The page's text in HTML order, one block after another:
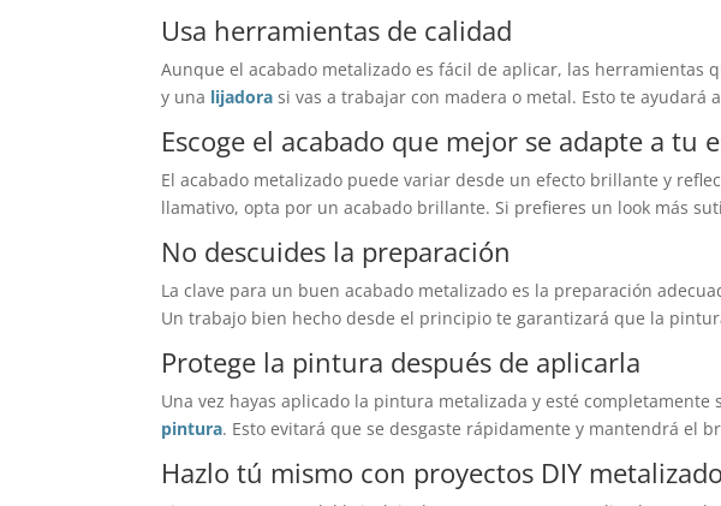
Usa herramientas de calidad
Aunque el acabado metalizado es fácil de aplicar, las
y una lijadora si vas a trabajar con madera o metal. Esto te
Escoge el acabado que mejor se adapte a tu
El acabado metalizado puede variar desde un efecto brillante y
llamativo, opta por un acabado brillante. Si prefieres un look más
No descuides la preparación
La clave para un buen acabado metalizado es la preparación
Un trabajo bien hecho desde el principio te garantizará que la
Protege la pintura después de aplicarla
Una vez hayas aplicado la pintura metalizada y esté
pintura. Esto evitará que se desgaste rápidamente y mantendrá el
Hazlo tú mismo con proyectos DIY